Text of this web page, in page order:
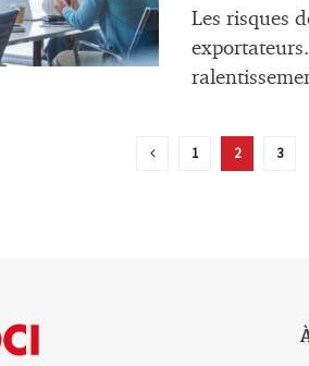
Les risques
1 2 3